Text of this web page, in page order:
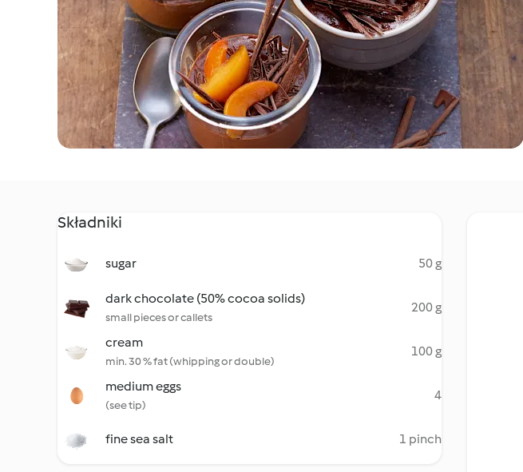
Składniki
sugar 50 g
dark chocolate (50% cocoa solids)
small pieces or callets
200 g
cream
min. 30 % fat (whipping or double)
100 g
medium eggs
(see tip)
4
fine sea salt 1 pinch